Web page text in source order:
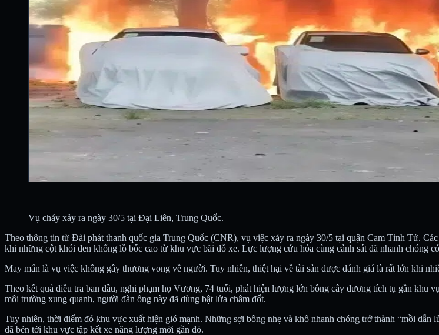
Vụ cháy xảy ra ngày 30/5 tại Đại Liên, Trung Quốc.
Theo thông tin từ Đài phát thanh quốc gia Trung Quốc (CNR), vụ việc xảy ra ngày 30/5 tại quận Cam Tỉnh Tử.
khi những cột khói đen khổng lồ bốc cao từ khu vực bãi đỗ xe. Lực lượng cứu hỏa cùng cảnh sát đã nhanh chóng
May mắn là vụ việc không gây thương vong về người. Tuy nhiên, thiệt hại về tài sản được đánh giá là rất lớn khi
Theo kết quả điều tra ban đầu, nghi phạm họ Vương, 74 tuổi, phát hiện lượng lớn bông cây dương tích tụ gần khu
môi trường xung quanh, người đàn ông này đã dùng bật lửa châm đốt.
Tuy nhiên, thời điểm đó khu vực xuất hiện gió mạnh. Những sợi bông nhẹ và khô nhanh chóng trở thành “mồi
đã bén tới khu vực tập kết xe năng lượng mới gần đó.